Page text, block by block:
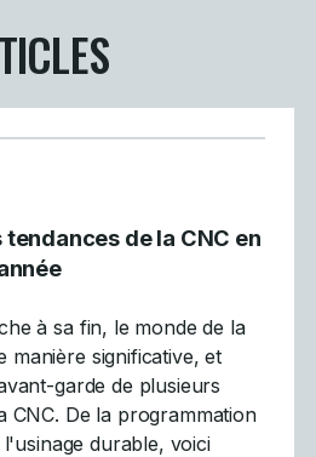
de la CNC en
à sa fin, le monde de la
manière significative, et
garde de plusieurs
CNC. De la programmation
durable, voici